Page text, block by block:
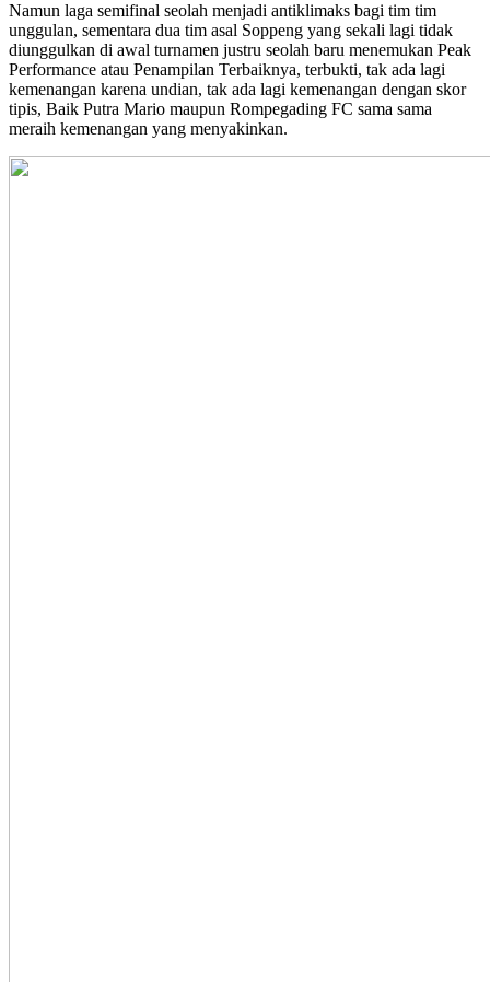
Namun laga semifinal seolah menjadi antiklimaks bagi tim tim
unggulan, sementara dua tim asal Soppeng yang sekali lagi tidak
diunggulkan di awal turnamen justru seolah baru menemukan Peak
Performance atau Penampilan Terbaiknya, terbukti, tak ada lagi
kemenangan karena undian, tak ada lagi kemenangan dengan skor
tipis, Baik Putra Mario maupun Rompegading FC sama sama
meraih kemenangan yang menyakinkan.